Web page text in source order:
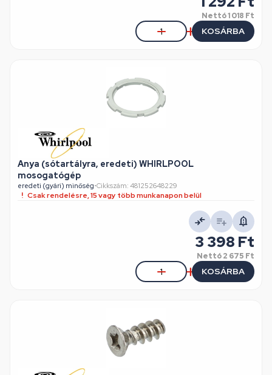
Nettó1 018 Ft
KOSÁRBA
Anya (sótartályra, eredeti) WHIRLPOOL
mosogatógép
eredeti (gyári) minőség•Cikkszám: 481252648229
Csak rendelésre, 15 vagy több munkanapon belül
3 398 Ft
Nettó2 675 Ft
KOSÁRBA